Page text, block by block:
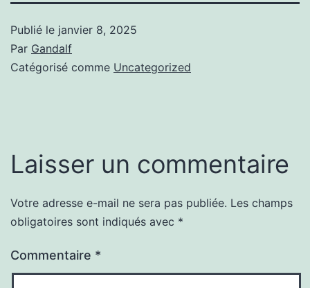
Publié le janvier 8, 2025
Par Gandalf
Catégorisé comme Uncategorized
Laisser un commentaire
Votre adresse e-mail ne sera pas publiée. Les champs
obligatoires sont indiqués avec *
Commentaire *